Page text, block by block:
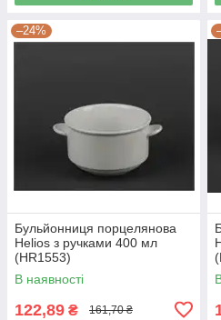
–24%
Бульйонниця порцелянова
Helios з ручками 400 мл
(HR1553)
В наявності
122,89 ₴ 161,70 ₴